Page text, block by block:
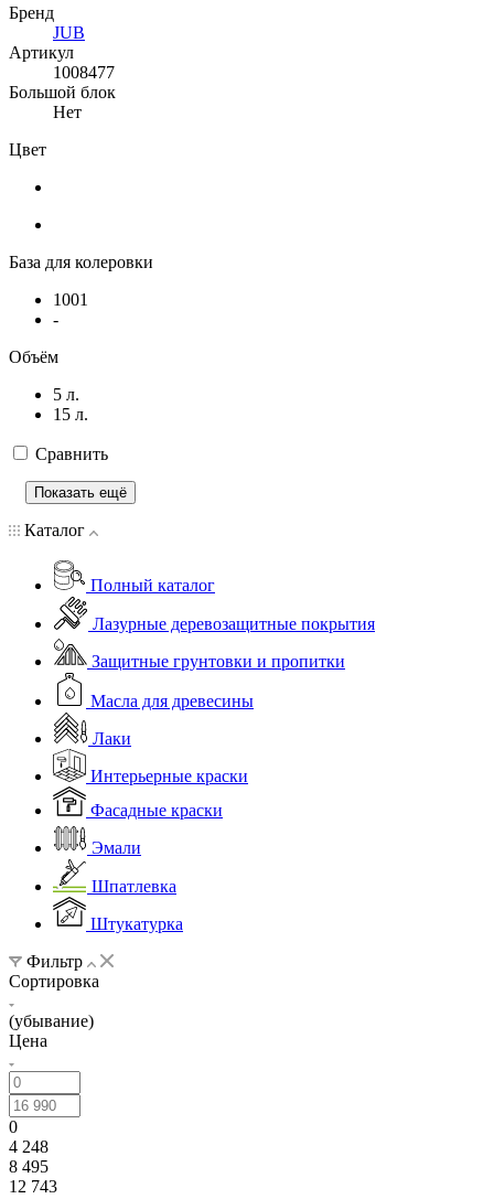
Бренд
JUB
Артикул
1008477
Большой блок
Нет
Цвет
База для колеровки
1001
-
Объём
5 л.
15 л.
Сравнить
Показать ещё
Каталог
Полный каталог
Лазурные деревозащитные покрытия
Защитные грунтовки и пропитки
Масла для древесины
Лаки
Интерьерные краски
Фасадные краски
Эмали
Шпатлевка
Штукатурка
Фильтр
Сортировка
(убывание)
Цена
0
4 248
8 495
12 743